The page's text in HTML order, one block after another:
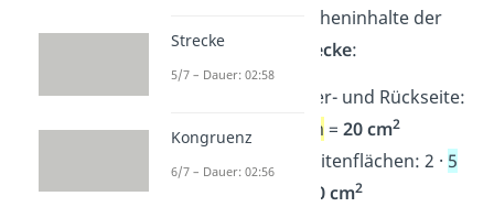
zunächst die Flächeninhalte der
einzelnen Rechtecke:
für Vorder- und Rückseite:
2 ·5 cm · 2 cm = 20 cm2
für die Seitenflächen: 2 · 5
30 cm2
Strecke
5/7 – Dauer: 02:58
Kongruenz
6/7 – Dauer: 02:56